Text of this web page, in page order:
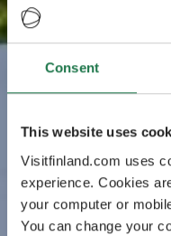
Consent
This website uses
Visitfinland.com uses
experience. Cookies
your computer or
You can change your